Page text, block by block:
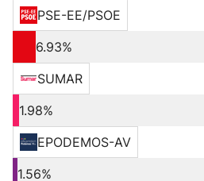
PSE-EE/PSOE
6.93%
SUMAR
1.98%
EPODEMOS-AV
1.56%